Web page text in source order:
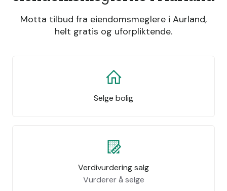
Motta tilbud fra eiendomsmeglere i Aurland,
helt gratis og uforpliktende.
Selge bolig
Verdivurdering salg
Vurderer å selge